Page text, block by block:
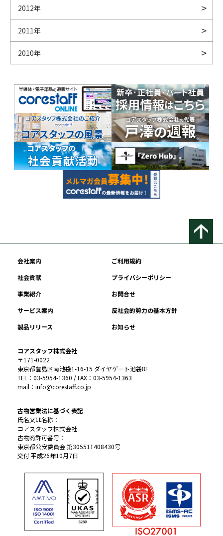
2012年
2011年
2010年
会社案内
ご利用規約
社会貢献
プライバシーポリシー
事業紹介
お問合せ
サービス案内
反社会的勢力の基本方針
製品リリース
お知らせ
コアスタッフ株式会社
〒171-0022
東京都豊島区南池袋1-16-15 ダイヤゲート池袋8F
TEL：03-5954-1360 / FAX：03-5954-1363
mail：info@corestaff.co.jp
古物営業法に基づく表記
氏名又は名称：
コアスタッフ株式会社
古物商許可番号：
東京都公安委員会 第305511408430号
交付 平成26年10月7日